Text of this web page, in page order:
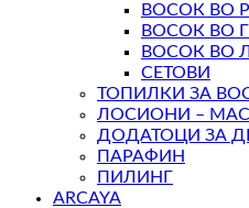
ВОСОК ВО
ВОСОК ВО
ВОСОК ВО
СЕТОВИ
ТОПИЛКИ ЗА
ЛОСИОНИ –
ДОДАТОЦИ ЗА
ПАРАФИН
ПИЛИНГ
ARCAYA